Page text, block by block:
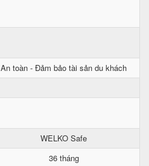
An toàn - Đảm bảo tài sản du khách
WELKO Safe
36 tháng